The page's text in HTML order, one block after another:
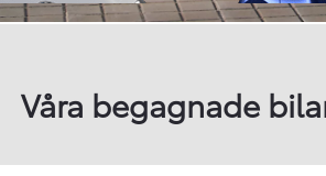
Våra begagnade